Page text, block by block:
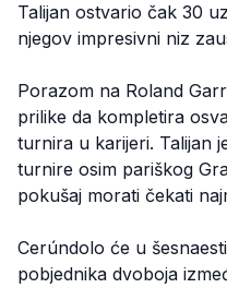
Talijan ostvario čak 30
njegov impresivni niz
Porazom na Roland
prilike da kompletira
turnira u karijeri. Talijan
turnire osim pariškog
pokušaj morati čekati
Cerúndolo će u
pobjednika dvoboja